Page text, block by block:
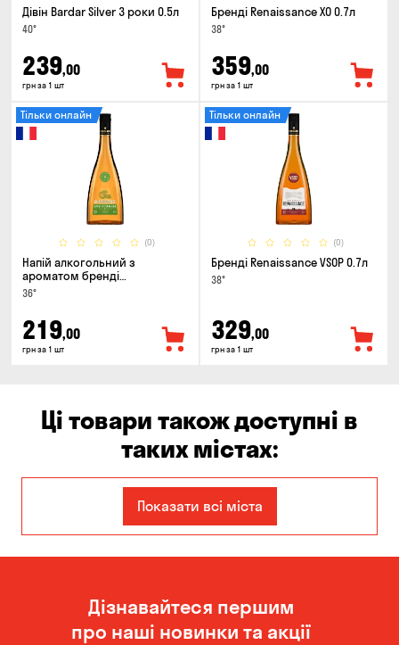
Дівін Bardar Silver 3 роки 0.5л
40°
239,00
грн за 1 шт
Бренді Renaissance XO 0.7л
38°
359,00
грн за 1 шт
(0)
Тільки онлайн
Напій алкогольний з
ароматом бренді
Renaissance Cinamon & Apple
36°
219,00
грн за 1 шт
(0)
Тільки онлайн
Бренді Renaissance VSOP 0.7л
38°
329,00
грн за 1 шт
Ці товари також доступні в
таких містах:
Кам'янськеПоказати всі міста
Дізнавайтеся першим
про наші новинки та акції